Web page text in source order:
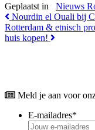
Geplaatst in Nieuws
Bericht
Navigatie
Nourdin el Ouali bij
Rotterdam & etnisch
huis kopen!
Meld je aan voor
E-mailadres*